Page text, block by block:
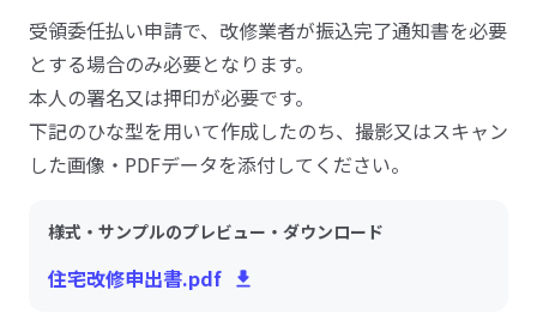
受領委任払い申請で、改修業者が振込完了通知書を必要
とする場合のみ必要となります。
本人の署名又は押印が必要です。
下記のひな型を用いて作成したのち、撮影又はスキャン
した画像・PDFデータを添付してください。
様式・サンプルのプレビュー・ダウンロード
住宅改修申出書.pdf